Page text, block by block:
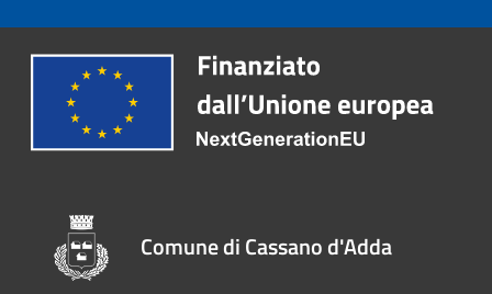
Comune di Cassano d'Adda